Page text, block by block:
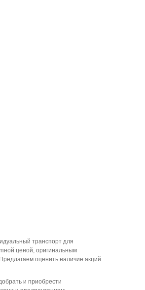
транспорт для
ценой, оригинальным
оценить наличие акций
и приобрести